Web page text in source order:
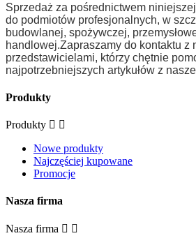
Sprzedaż za pośrednictwem
do podmiotów profesjonalnych, w
budowlanej, spożywczej,
handlowej.Zapraszamy do kontaktu z
przedstawicielami, którzy chętnie
najpotrzebniejszych artykułów z
Produkty
Produkty
Nowe produkty
Najczęściej kupowane
Promocje
Nasza firma
Nasza firma